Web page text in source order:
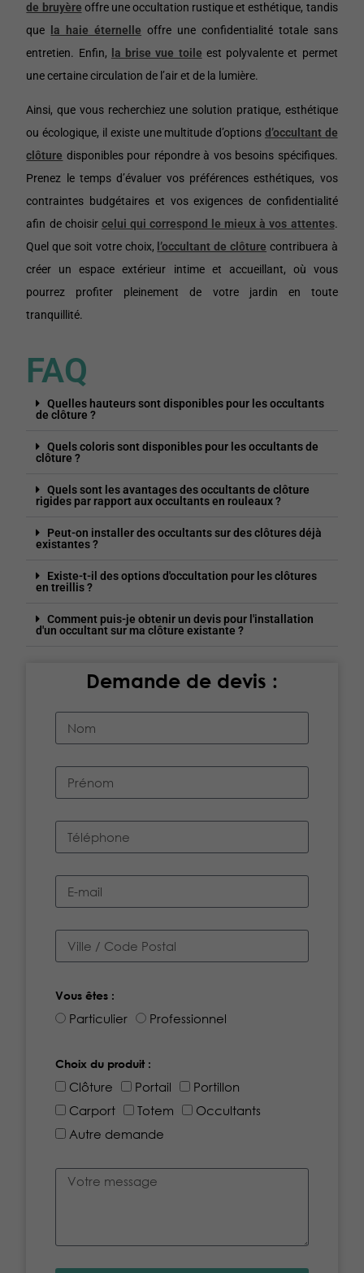
de bruyère offre une occultation rustique et esthétique, tandis
que
la haie éternelle offre une confidentialité totale sans
entretien. Enfin,
la brise vue toile est polyvalente et permet
une certaine circulation de l’air et de la lumière.
Ainsi, que vous recherchiez une solution pratique, esthétique
ou écologique, il existe une multitude d’options d’occultantde
clôture disponibles pour répondre à vos besoins spécifiques.
Prenez le temps d’évaluer vos préférences esthétiques, vos
contraintes budgétaires et vos exigences de confidentialité
afin de choisir celui qui correspond le mieux à vos attentes.
Quel que soit votre choix, l’occultant de clôture contribuera à
créer un espace extérieur intime et accueillant, où vous
pourrez profiter pleinement de votre jardin en toute
tranquillité.
FAQ
Quelles hauteurs sont disponibles pour les occultants
de clôture ?
Quels coloris sont disponibles pour les occultants de
clôture ?
Quels sont les avantages des occultants de clôture
rigides par rapport aux occultants en rouleaux ?
Peut-on installer des occultants sur des clôtures déjà
existantes ?
Existe-t-il des options d'occultation pour les clôtures
en treillis ?
Comment puis-je obtenir un devis pour l'installation
d'un occultant sur ma clôture existante ?
Demande de devis :
Vous êtes :
Particulier Professionnel
Choix du produit :
Clôture Portail
Portillon
Carport
Totem
Occultants
Autre demande